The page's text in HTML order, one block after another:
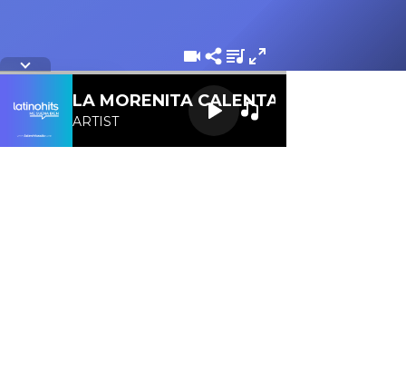
LA MORENITA CALENTANA 107.1 FM
ARTIST
Letra de la cancion